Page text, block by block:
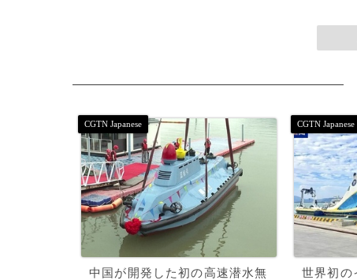
中国が開発した初の高速潜水無
世界初の